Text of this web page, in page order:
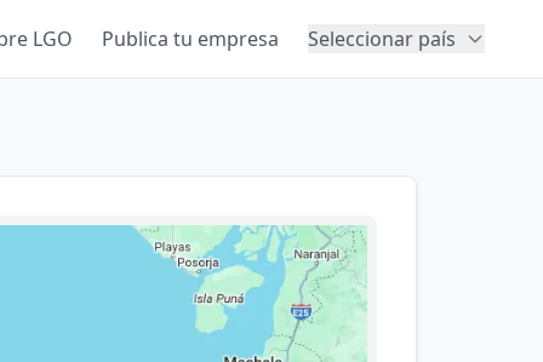
LGO Publica tu empresa Seleccionar país